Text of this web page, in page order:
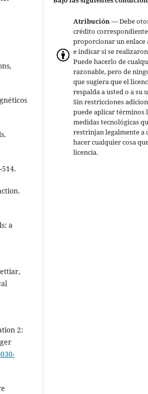
a
2:
Atribución— Debe
crédito
proporcionar un enlace
e indicar si se
Puede hacerlo de
razonable, pero de
que sugiera que el
respalda a usted o a su
Sin restricciones
puede aplicar términos
medidas tecnológicas
restrinjan legalmente a
hacer cualquier cosa
licencia.